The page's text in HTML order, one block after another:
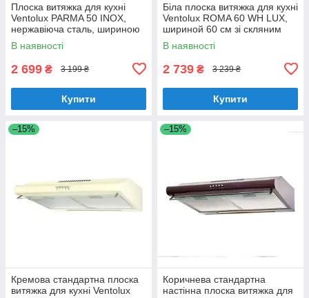
Плоска витяжка для кухні
Ventolux PARMA 50 INOX,
нержавіюча сталь, шириною
50 см, під навісну шафу
В наявності
2 699 ₴ 3 199 ₴
Купити
Біла плоска витяжка для кухні
Ventolux ROMA 60 WH LUX,
шириной 60 см зі скляним
козирком
В наявності
2 739 ₴ 3 239 ₴
Купити
–15%
Кремова стандартна плоска
витяжка для кухні Ventolux
–15%
Коричнева стандартна
настінна плоска витяжка для